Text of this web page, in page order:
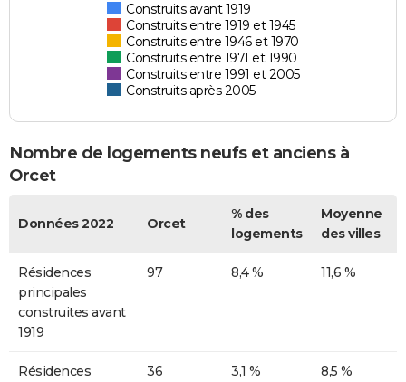
Construits avant 1919
Construits entre 1919 et 1945
Construits entre 1946 et 1970
Construits entre 1971 et 1990
Construits entre 1991 et 2005
Construits après 2005
Nombre de logements neufs et anciens à
Orcet
Données 2022 Orcet
% des
logements
Moyenne
des villes
Résidences
principales
construites avant
1919
97 8,4 % 11,6 %
Résidences
36 3,1 % 8,5 %